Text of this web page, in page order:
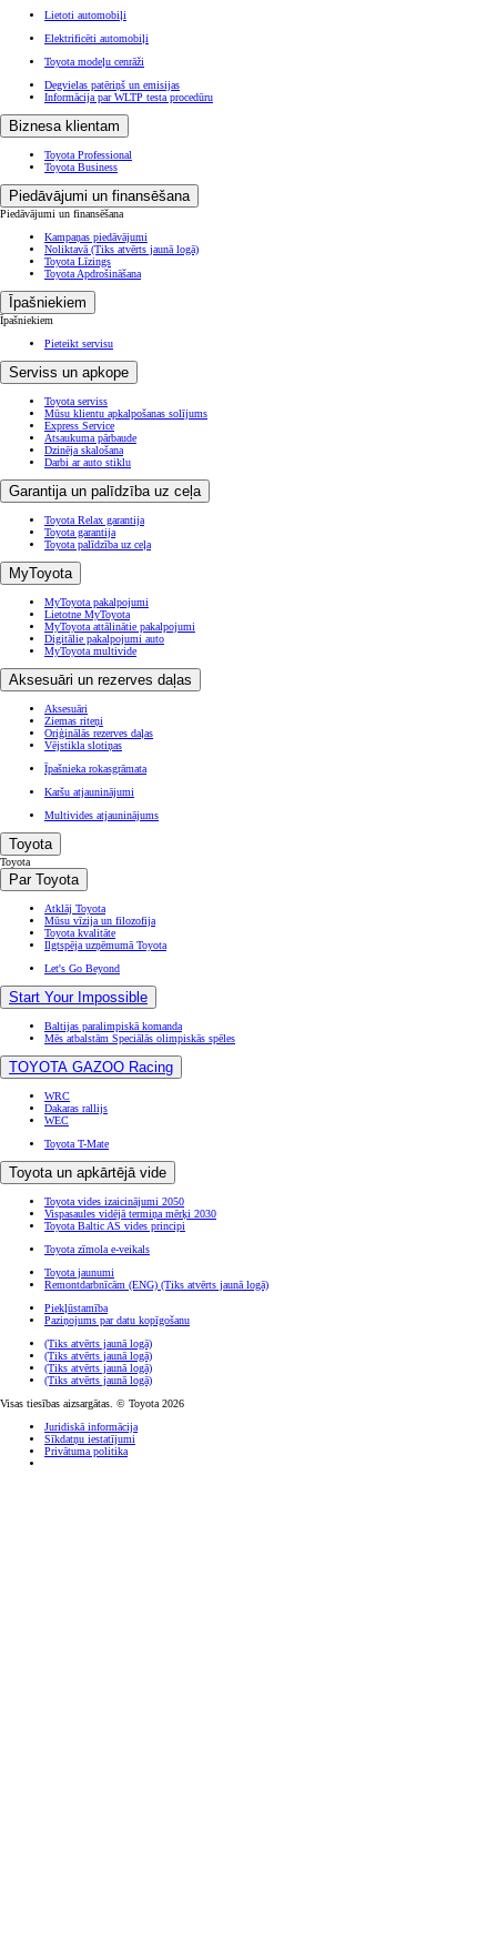
Lietoti automobiļi
Elektrificēti automobiļi
Toyota modeļu cenrāži
Degvielas patēriņš un emisijas
Informācija par WLTP testa procedūru
Biznesa klientam
Toyota Professional
Toyota Business
Piedāvājumi un finansēšana
Piedāvājumi un finansēšana
Kampaņas piedāvājumi
Noliktavā (Tiks atvērts jaunā logā)
Toyota Līzings
Toyota Apdrošināšana
Īpašniekiem
Īpašniekiem
Pieteikt servisu
Serviss un apkope
Toyota serviss
Mūsu klientu apkalpošanas solījums
Express Service
Atsaukuma pārbaude
Dzinēja skalošana
Darbi ar auto stiklu
Garantija un palīdzība uz ceļa
Toyota Relax garantija
Toyota garantija
Toyota palīdzība uz ceļa
MyToyota
MyToyota pakalpojumi
Lietotne MyToyota
MyToyota attālinātie pakalpojumi
Digitālie pakalpojumi auto
MyToyota multivide
Aksesuāri un rezerves daļas
Aksesuāri
Ziemas riteņi
Oriģinālās rezerves daļas
Vējstikla slotiņas
Īpašnieka rokasgrāmata
Karšu atjauninājumi
Multivides atjauninājums
Toyota
Toyota
Par Toyota
Atklāj Toyota
Mūsu vīzija un filozofija
Toyota kvalitāte
Ilgtspēja uzņēmumā Toyota
Let's Go Beyond
Start Your Impossible
Baltijas paralimpiskā komanda
Mēs atbalstām Speciālās olimpiskās spēles
TOYOTA GAZOO Racing
WRC
Dakaras rallijs
WEC
Toyota T-Mate
Toyota un apkārtējā vide
Toyota vides izaicinājumi 2050
Vispasaules vidējā termiņa mērķi 2030
Toyota Baltic AS vides principi
Toyota zīmola e-veikals
Toyota jaunumi
Remontdarbnīcām (ENG) (Tiks atvērts jaunā logā)
Piekļūstamība
Paziņojums par datu kopīgošanu
(Tiks atvērts jaunā logā)
(Tiks atvērts jaunā logā)
(Tiks atvērts jaunā logā)
(Tiks atvērts jaunā logā)
Visas tiesības aizsargātas. © Toyota 2026
Juridiskā informācija
Sīkdatņu iestatījumi
Privātuma politika